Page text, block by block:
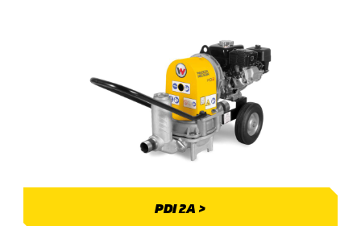
PDI 2A >